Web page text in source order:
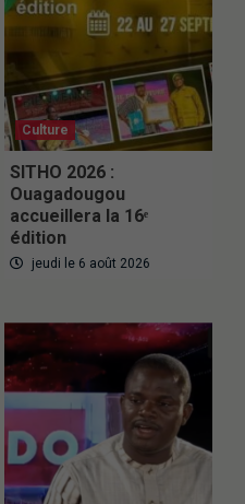
Culture
SITHO 2026 :
Ouagadougou
accueillera la 16ᵉ
édition
jeudi le 6 août 2026